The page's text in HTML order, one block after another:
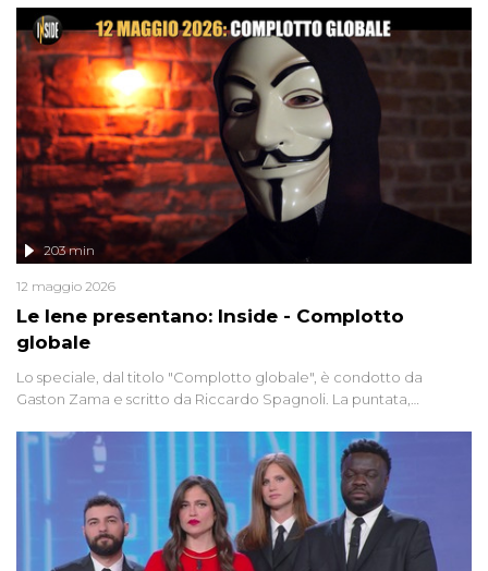
Le Iene presentano: Inside - Complotto
globale
203 min
12 maggio 2026
Lo speciale, dal titolo "Complotto globale", è condotto da
Gaston Zama e scritto da Riccardo Spagnoli. La puntata,
racconta l'universo delle narrazioni alternative, dei sospetti
globali e del complottismo che negli ultimi anni hanno invaso
social network, talk show, piazze digitali e immaginario collettivo.